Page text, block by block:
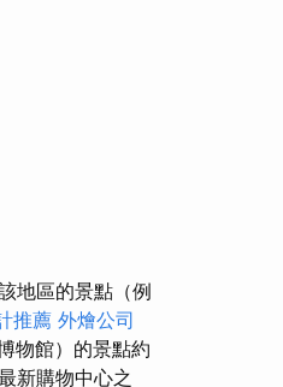
地區的景點（例
推薦 外燴公司
物館）的景點約
新購物中心之